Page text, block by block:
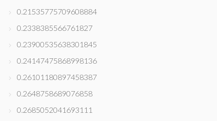
0.21535775709608884
0.2338385566761827
0.23900535638301845
0.24147475868998136
0.26101180897458387
0.2648758689076858
0.2685052041693111